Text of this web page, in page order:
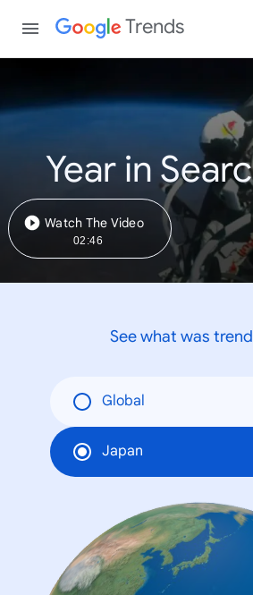
Trends
Year in
Watch The Video
02:46
See what was
Global
Japan